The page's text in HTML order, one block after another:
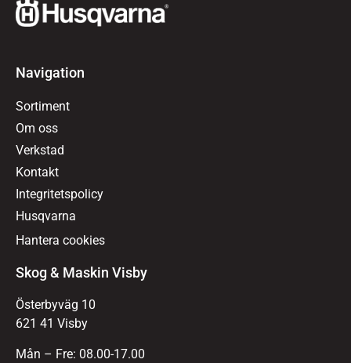
Navigation
Sortiment
Om oss
Verkstad
Kontakt
Integritetspolicy
Husqvarna
Hantera cookies
Skog & Maskin Visby
Österbyväg 10
621 41 Visby
Mån – Fre: 08.00-17.00